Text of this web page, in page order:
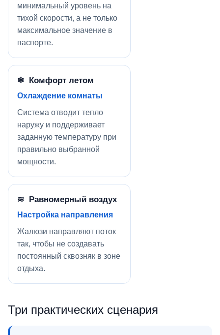
минимальный уровень на
тихой скорости, а не только
максимальное значение в
паспорте.
❄ Комфорт летом
Охлаждение комнаты
Система отводит тепло
наружу и поддерживает
заданную температуру при
правильно выбранной
мощности.
≋ Равномерный воздух
Настройка направления
Жалюзи направляют поток
так, чтобы не создавать
постоянный сквозняк в зоне
отдыха.
Три практических сценария